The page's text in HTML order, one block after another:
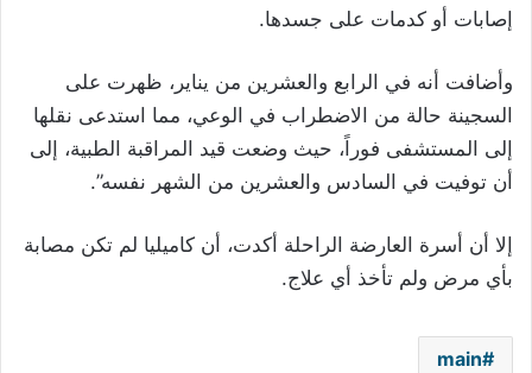
إصابات أو كدمات على جسدها.
وأضافت أنه في الرابع والعشرين من يناير، ظهرت على
السجينة حالة من الاضطراب في الوعي، مما استدعى نقلها
إلى المستشفى فوراً، حيث وضعت قيد المراقبة الطبية، إلى
أن توفيت في السادس والعشرين من الشهر نفسه”.
إلا أن أسرة العارضة الراحلة أكدت، أن كاميليا لم تكن مصابة
بأي مرض ولم تأخذ أي علاج.
main